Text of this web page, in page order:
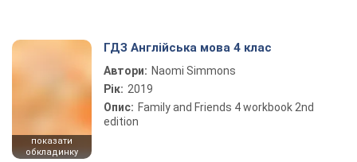
показати
обкладинку
ГДЗ Англійська мова 4 клас
Автори: Naomi Simmons
Рік: 2019
Опис: Family and Friends 4 workbook 2nd
edition